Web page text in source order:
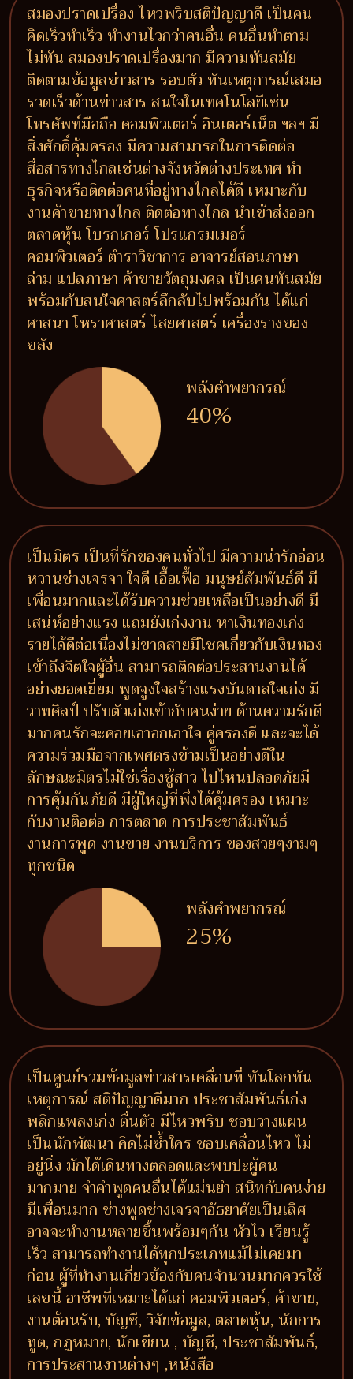
สมองปราดเปรื่อง ไหวพริบสติปัญญาดี เป็นคน
คิดเร็วทำเร็ว ทำงานไวกว่าคนอื่น คนอื่นทำตาม
ไม่ทัน สมองปราดเปรื่องมาก มีความทันสมัย
ติดตามข้อมูลข่าวสาร รอบตัว ทันเหตุการณ์เสมอ
รวดเร็วด้านข่าวสาร สนใจในเทคโนโลยีเช่น
โทรศัพท์มือถือ คอมพิวเตอร์ อินเตอร์เน็ต ฯลฯ มี
สิ่งศักดิ์คุ้มครอง มีความสามารถในการติดต่อ
สื่อสารทางไกลเช่นต่างจังหวัดต่างประเทศ ทำ
ธุรกิจหรือติดต่อคนที่อยู่ทางไกลได้ดี เหมาะกับ
งานค้าขายทางไกล ติดต่อทางไกล นำเข้าส่งออก
ตลาดหุ้น โบรกเกอร์ โปรแกรมเมอร์
คอมพิวเตอร์ ตำราวิชาการ อาจารย์สอนภาษา
ล่าม แปลภาษา ค้าขายวัตถุมงคล เป็นคนทันสมัย
พร้อมกับสนใจศาสตร์ลึกลับไปพร้อมกัน ได้แก่
ศาสนา โหราศาสตร์ ไสยศาสตร์ เครื่องรางของ
ขลัง
พลังคำพยากรณ์
40%
เป็นมิตร เป็นที่รักของคนทั่วไป มีความน่ารักอ่อน
หวานช่างเจรจา ใจดี เอื้อเฟื้อ มนุษย์สัมพันธ์ดี มี
เพื่อนมากและได้รับความช่วยเหลือเป็นอย่างดี มี
เสน่ห์อย่างแรง แถมยังเก่งงาน หาเงินทองเก่ง
รายได้ดีต่อเนื่องไม่ขาดสายมีโชคเกี่ยวกับเงินทอง
เข้าถึงจิตใจผู้อื่น สามารถติดต่อประสานงานได้
อย่างยอดเยี่ยม พูดจูงใจสร้างแรงบันดาลใจเก่ง มี
วาทศิลป์ ปรับตัวเก่งเข้ากับคนง่าย ด้านความรักดี
มากคนรักจะคอยเอาอกเอาใจ คู่ครองดี และจะได้
ความร่วมมือจากเพศตรงข้ามเป็นอย่างดีใน
ลักษณะมิตรไม่ใช่เรื่องชู้สาว ไปไหนปลอดภัยมี
การคุ้มกันภัยดี มีผู้ใหญ่ที่พึ่งได้คุ้มครอง เหมาะ
กับงานติอต่อ การตลาด การประชาสัมพันธ์
งานการพูด งานขาย งานบริการ ของสวยๆงามๆ
ทุกชนิด
พลังคำพยากรณ์
25%
เป็นศูนย์รวมข้อมูลข่าวสารเคลื่อนที่ ทันโลกทัน
เหตุการณ์ สติปัญญาดีมาก ประชาสัมพันธ์เก่ง
พลิกแพลงเก่ง ตื่นตัว มีไหวพริบ ชอบวางแผน
เป็นนักพัฒนา คิดไม่ซ้ำใคร ชอบเคลื่อนไหว ไม่
อยู่นิ่ง มักได้เดินทางตลอดและพบปะผู้คน
มากมาย จำคำพูดคนอื่นได้แม่นยำ สนิทกับคนง่าย
มีเพื่อนมาก ช่างพูดช่างเจรจาอัธยาศัยเป็นเลิศ
อาจจะทำงานหลายชิ้นพร้อมๆกัน หัวไว เรียนรู้
เร็ว สามารถทำงานได้ทุกประเภทแม้ไม่เคยมา
ก่อน ผู้ที่ทำงานเกี่ยวข้องกับคนจำนวนมากควรใช้
เลขนี้ อาชีพที่เหมาะได้แก่ คอมพิวเตอร์, ค้าขาย,
งานต้อนรับ, บัญชี, วิจัยข้อมูล, ตลาดหุ้น, นักการ
ทูต, กฏหมาย, นักเขียน , บัญชี, ประชาสัมพันธ์,
การประสานงานต่างๆ ,หนังสือ